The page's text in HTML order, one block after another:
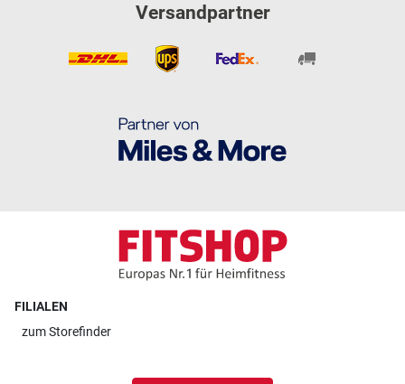
Versandpartner
FILIALEN
zumStorefinder